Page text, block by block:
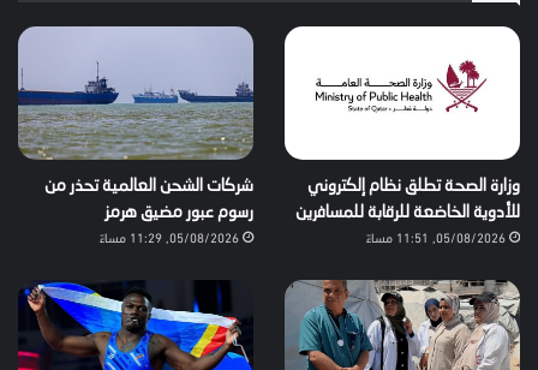
وزارة الصحة تطلق نظام إلكتروني
للأدوية الخاضعة للرقابة للمسافرين
05/08/2026, 11:51 مساءً
شركات الشحن العالمية تحذر من
رسوم عبور مضيق هرمز
05/08/2026, 11:29 مساءً